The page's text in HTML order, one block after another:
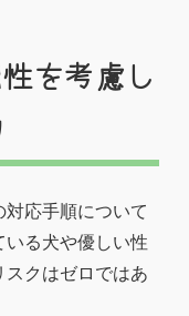
を考慮し
応手順について
る犬や優しい性
クはゼロではあ